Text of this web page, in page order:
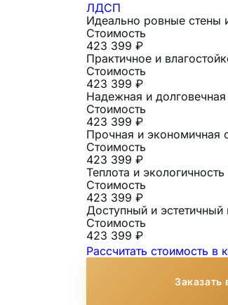
ЛДСП
Идеально ровные стены
Стоимость
423 399 ₽
Практичное и
Стоимость
423 399 ₽
Надежная и
Стоимость
423 399 ₽
Прочная и экономичная
Стоимость
423 399 ₽
Теплота и
Стоимость
423 399 ₽
Доступный и
Стоимость
423 399 ₽
Рассчитать стоимость в
Заказать